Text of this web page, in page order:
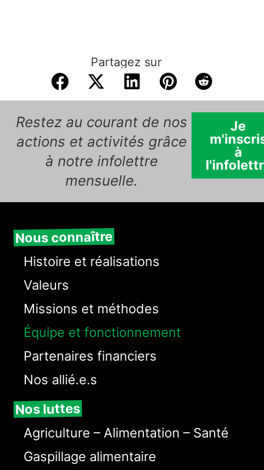
Partagez sur
Restez au courant de nos
actions et activités grâce
à notre infolettre
mensuelle.
Je
à
Nous connaître
Histoire et réalisations
Valeurs
Missions et méthodes
Équipe et fonctionnement
Partenaires financiers
Nos allié.e.s
Nos luttes
Agriculture – Alimentation – Santé
Gaspillage alimentaire